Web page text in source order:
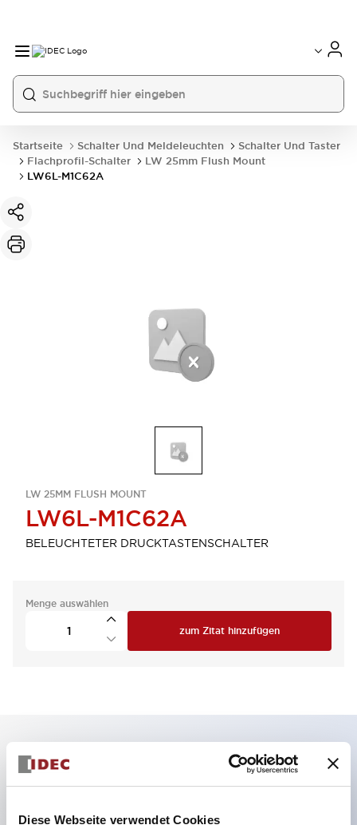
Diese Webseite verwendet Cookies
Startseite Schalter Und Meldeleuchten
Schalter Und Taster
Flachprofil-Schalter
LW 25mm Flush Mount
LW6L-M1C62A
LW 25MM FLUSH MOUNT
LW6L-M1C62A
BELEUCHTETER DRUCKTASTENSCHALTER
Menge auswählen
zum Zitat hinzufügen
Hauptmerkmale
Mehrfachbefestigung möglich